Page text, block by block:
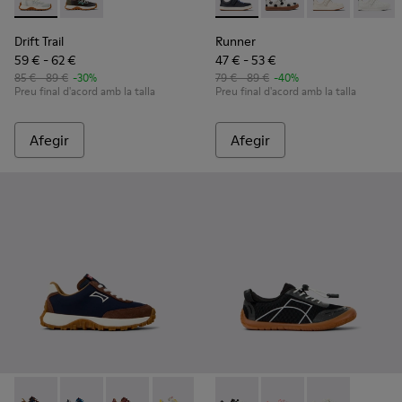
Drift Trail - K800684-001 - Sabatilles esportives per a
Drift Trail - K800684-002 - Sabatilles esportives
Drift Trail
59 € - 62 €
85 € - 89 € -30%
Preu final d'acord amb la talla
Afegir
Runner - K800247-028 -
Runner - K800247-
Runner -
Runner
47 € - 53 €
79 € - 89 € -40%
Preu final d'acord amb la talla
Afegir